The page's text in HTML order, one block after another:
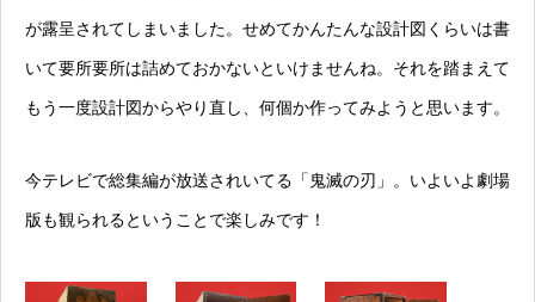
が露呈されてしまいました。せめてかんたんな設計図くらいは書
いて要所要所は詰めておかないといけませんね。それを踏まえて
もう一度設計図からやり直し、何個か作ってみようと思います。
今テレビで総集編が放送されいてる「鬼滅の刃」。いよいよ劇場
版も観られるということで楽しみです！